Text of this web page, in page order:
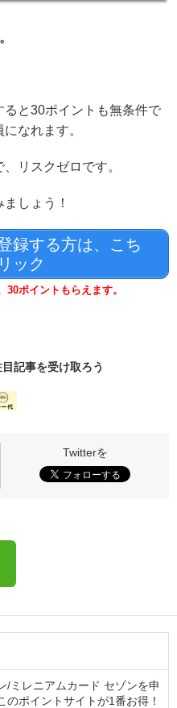
と30ポイントも無条件で
なれます。
リスクゼロです。
しょう！
録する方は、こち
ック
30ポイントもらえます。
目記事を受け取ろう
/ミレニアムカード セゾンを申
のポイントサイトが1番お得！